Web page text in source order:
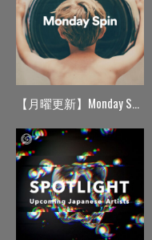
【月曜更新】Monday Spin